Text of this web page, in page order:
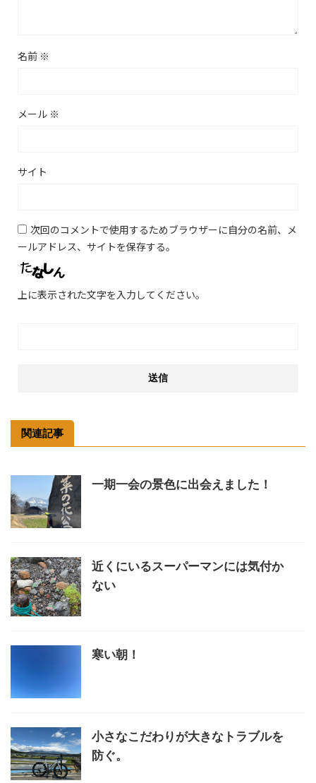
名前 ※
メール ※
サイト
次回のコメントで使用するためブラウザーに自分の名前、メ
ールアドレス、サイトを保存する。
上に表示された文字を入力してください。
関連記事
一期一会の景色に出会えました！
近くにいるスーパーマンには気付か
ない
寒い朝！
小さなこだわりが大きなトラブルを
防ぐ。